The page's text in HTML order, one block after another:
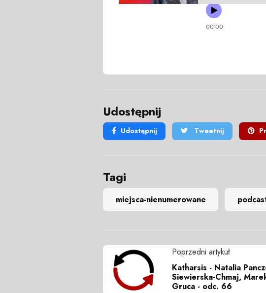
Udostępnij
Udostępnij Tweetnij
Tagi
miejsca-nienumerowane
Poprzedni artykuł
Katharsis - Natalia
Siewierska-Chmaj,
Gruca - odc. 66